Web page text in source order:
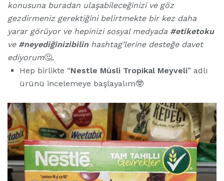
konusuna buradan ulaşabileceğinizi ve göz
gezdirmeniz gerektiğini belirtmekte bir kez daha
yarar görüyor ve hepinizi sosyal medyada #etiketoku
ve #neyediğinizibilinhashtag’lerine desteğe davet
ediyorum🤔.
Hep birlikte “Nestle Müsli Tropikal Meyveli” adlı
ürünü incelemeye başlayalım🤓